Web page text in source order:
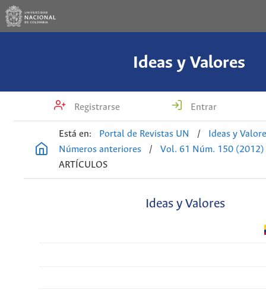
Ideas y Valores
Registrarse Entrar
Está en: Portal de Revistas UN /
Ideas y
Números anteriores
/
Vol. 61 Núm. 150 (2012)
ARTÍCULOS
Ideas y Valores